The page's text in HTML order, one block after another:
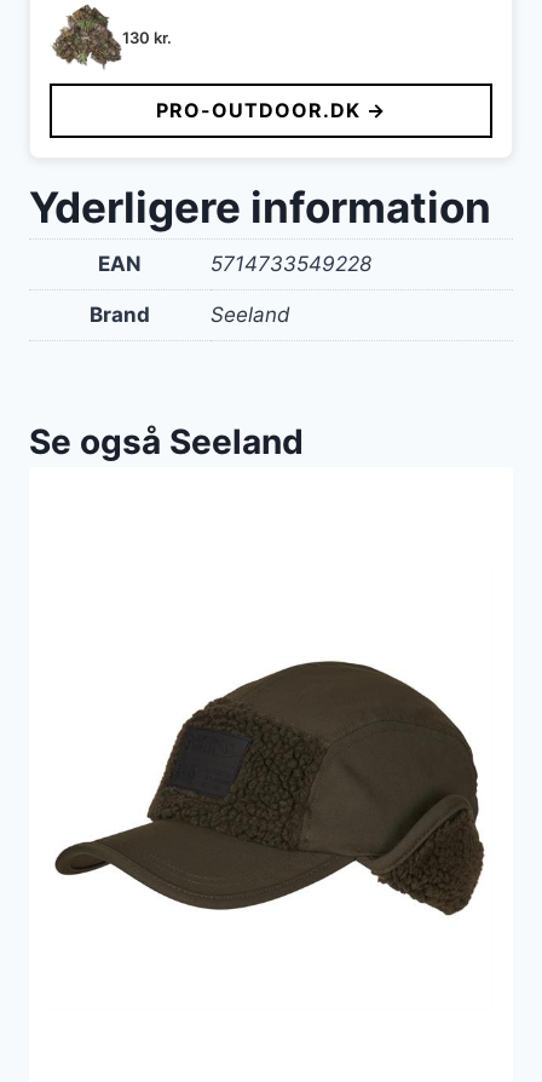
130 kr.
PRO-OUTDOOR.DK →
Yderligere information
EAN 5714733549228
Brand Seeland
Se også Seeland